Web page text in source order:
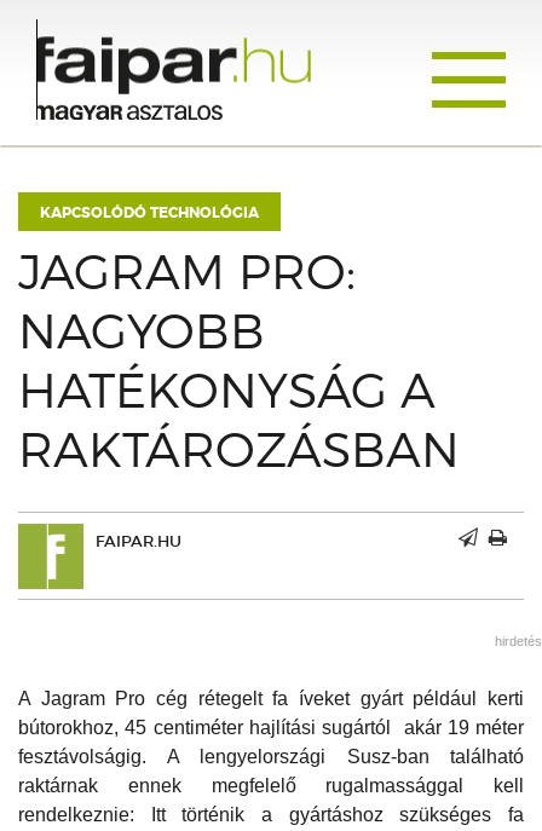
KAPCSOLÓDÓ TECHNOLÓGIA
JAGRAM PRO:
NAGYOBB
HATÉKONYSÁG A
RAKTÁROZÁSBAN
FAIPAR.HU
hirdetés
A Jagram Pro cég rétegelt fa íveket gyárt például kerti
bútorokhoz, 45 centiméter hajlítási sugártól akár 19 méter
fesztávolságig. A lengyelországi Susz-ban található
raktárnak ennek megfelelő rugalmassággal kell
rendelkeznie: Itt történik a gyártáshoz szükséges fa